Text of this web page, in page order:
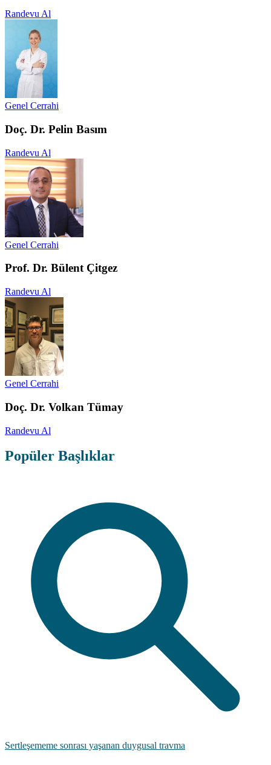
Randevu Al
Genel Cerrahi
Doç. Dr. Pelin Basım
Randevu Al
Genel Cerrahi
Prof. Dr. Bülent Çitgez
Randevu Al
Genel Cerrahi
Doç. Dr. Volkan Tümay
Randevu Al
Popüler Başlıklar
Sertleşememe sonrası yaşanan duygusal travma